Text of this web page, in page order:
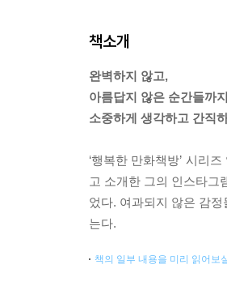
책소개
완벽하지 않고,
아름답지 않은 순간들까
소중하게 생각하고 간직
‘행복한 만화책방’ 시리
고 소개한 그의 인스타그
었다. 여과되지 않은 감
는다.
책의 일부 내용을 미리 읽어보